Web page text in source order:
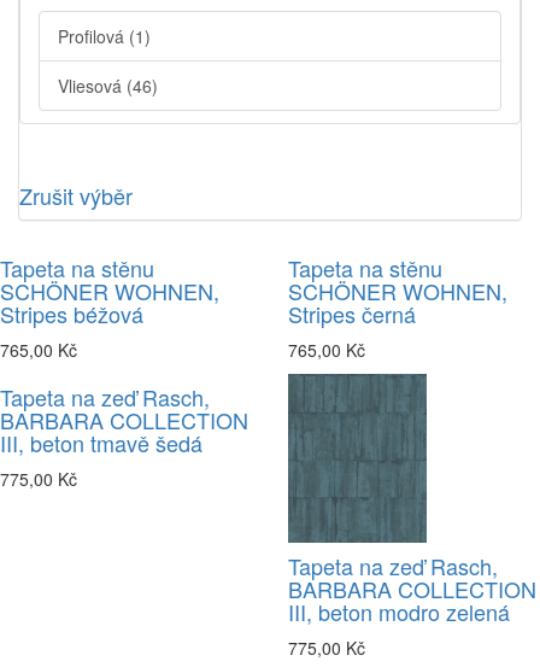
Profilová (1)
Vliesová (46)
Zrušit výběr
Tapeta na stěnu
SCHÖNER WOHNEN,
Stripes béžová
765,00 Kč
Tapeta na stěnu
SCHÖNER WOHNEN,
Stripes černá
765,00 Kč
Tapeta na zeď Rasch,
BARBARA COLLECTION
III, beton tmavě šedá
775,00 Kč
Tapeta na zeď Rasch,
BARBARA COLLECTION
III, beton modro zelená
775,00 Kč